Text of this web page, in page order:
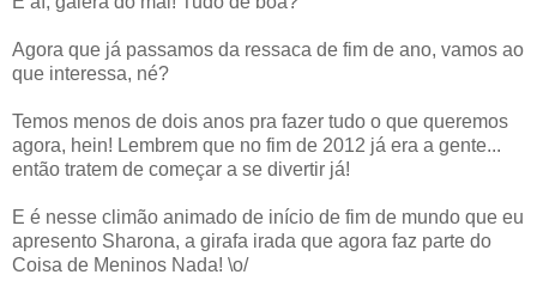
Agora que já passamos da ressaca de fim de ano, vamos ao
que interessa, né?
Temos menos de dois anos pra fazer tudo o que queremos
agora, hein! Lembrem que no fim de 2012 já era a gente...
então tratem de começar a se divertir já!
E é nesse climão animado de início de fim de mundo que eu
apresento Sharona, a girafa irada que agora faz parte do
Coisa de Meninos Nada! \o/